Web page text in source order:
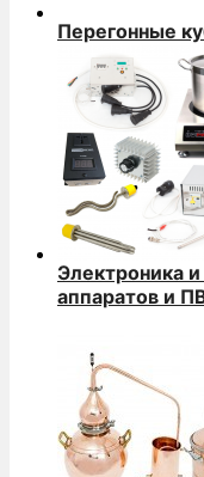
Перегонные
Электроника
аппаратов и